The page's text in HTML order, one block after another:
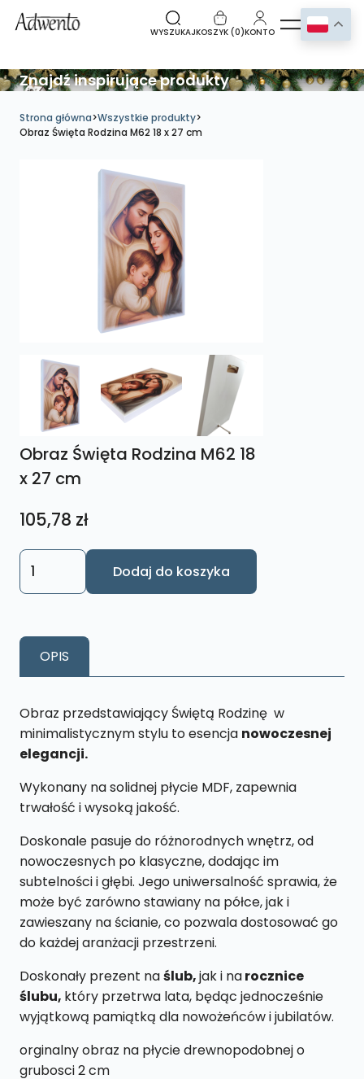
WYSZUKAJKOSZYK (0)KONTO
Znajdź inspirujące produkty
Strona główna>Wszystkie produkty>
Obraz Święta Rodzina M62 18 x 27 cm
Obraz Święta Rodzina M62 18
x 27 cm
105,78 zł
ilość
Obraz
M62
27
cm
Dodaj do koszyka
OPIS
Obraz przedstawiający Świętą Rodzinę w
minimalistycznym stylu to esencja nowoczesnej
elegancji.
Wykonany na solidnej płycie MDF, zapewnia
trwałość i wysoką jakość.
Doskonale pasuje do różnorodnych wnętrz, od
nowoczesnych po klasyczne, dodając im
subtelności i głębi. Jego uniwersalność sprawia, że
może być zarówno stawiany na półce, jak i
zawieszany na ścianie, co pozwala dostosować go
do każdej aranżacji przestrzeni.
Doskonały prezent naślub,jak i narocznice
ślubu, który przetrwa lata, będąc jednocześnie
wyjątkową pamiątką dla nowożeńców i jubilatów.
orginalny obraz na płycie drewnopodobnej o
grubosci 2 cm